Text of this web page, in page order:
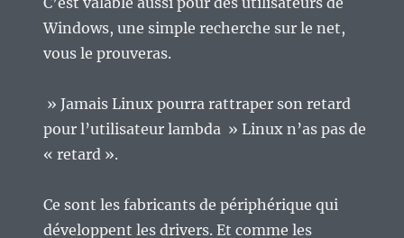
Windows, une simple recherche sur le net,
vous le prouveras.
» Jamais Linux pourra rattraper son retard
pour l’utilisateur lambda » Linux n’as pas de
« retard ».
Ce sont les fabricants de périphérique qui
développent les drivers. Et comme les